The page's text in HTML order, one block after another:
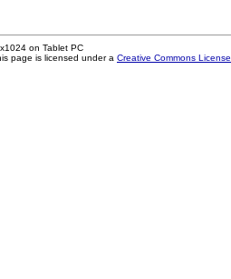
on Tablet PC
page is licensed under a Creative Commons License